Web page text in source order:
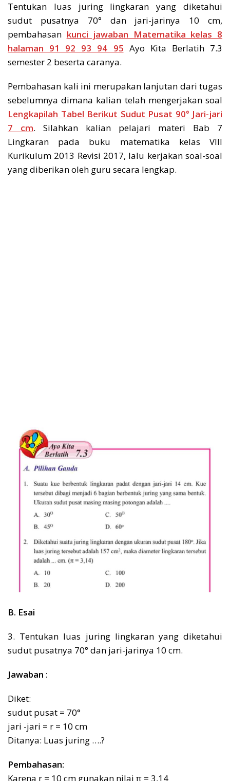
Tentukan luas juring lingkaran yang diketahui
sudut pusatnya 70° dan jari-jarinya 10 cm,
pembahasan kunci jawaban Matematika kelas 8
halaman 91 92 93 94 95 Ayo Kita Berlatih 7.3
semester 2 beserta caranya.
Pembahasan kali ini merupakan lanjutan dari tugas
sebelumnya dimana kalian telah mengerjakan soal
Lengkapilah Tabel Berikut Sudut Pusat 90° Jari-jari
7 cm. Silahkan kalian pelajari materi Bab 7
Lingkaran pada buku matematika kelas VIII
Kurikulum 2013 Revisi 2017, lalu kerjakan soal-soal
yang diberikan oleh guru secara lengkap.
B. Esai
3. Tentukan luas juring lingkaran yang diketahui
sudut pusatnya 70° dan jari-jarinya 10 cm.
Jawaban :
Diket:
sudut pusat = 70°
jari -jari = r = 10 cm
Ditanya: Luas juring ….?
Pembahasan:
Karena r = 10 cm gunakan nilai π = 3,14